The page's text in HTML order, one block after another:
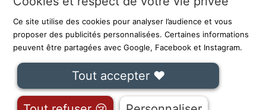
INFORMATIONS
Recevez la newsletter
On ne communiquera jamais votre adresse e-mail à des tiers.
Fait avec à Lille - Sécurisé par -
Ce site utilise des cookies pour analyser l’audience et vous
proposer des publicités personnalisées. Certaines informations
peuvent être partagées avec Google, Facebook et Instagram.
Tout accepter ❤